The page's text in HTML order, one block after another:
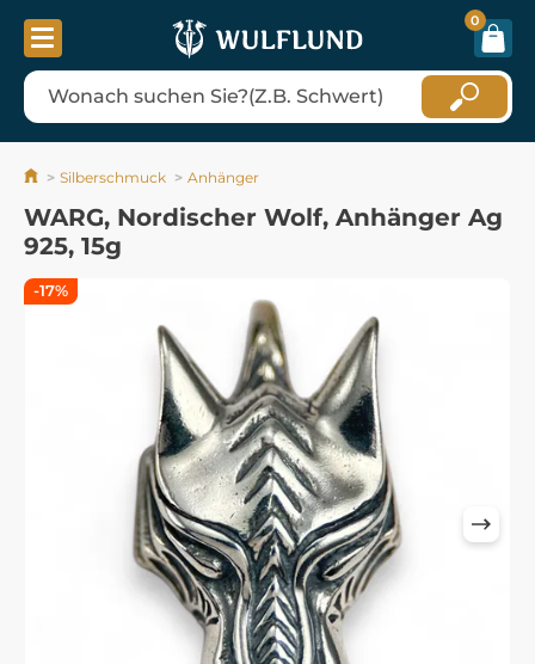
0
Silberschmuck Anhänger
WARG, Nordischer Wolf, Anhänger Ag
925, 15g
-17%